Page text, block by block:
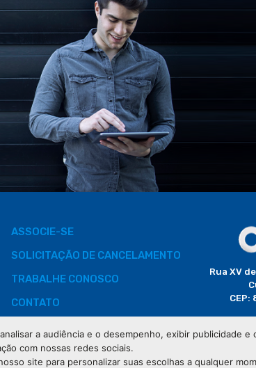
ASSOCIE-SE
SOLICITAÇÃO DE CANCELAMENTO
TRABALHE CONOSCO
CONTATO
DEMANDAS JUDICIAIS
Rua XV
CEP:
a audiência e o desempenho, exibir publicidade e
com nossas redes sociais.
site para personalizar suas escolhas a qualquer